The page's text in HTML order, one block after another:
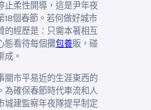
止柔性開導，這是尹年夜
18個春節。若何做好城市
的經歷是：只需本著相互
態看待每個攤包養販，碰
成。
關市平易近的生涯東西的
為確保春節時代車流和人
城建監察年夜隊提早制定